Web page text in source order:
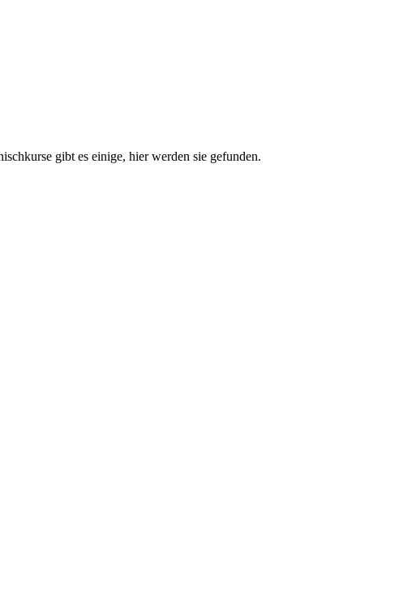
gibt es einige, hier werden sie gefunden.